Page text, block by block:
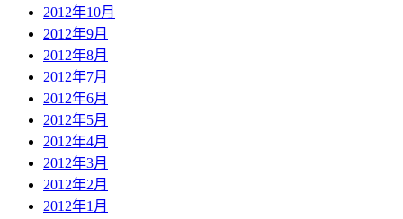
2012年10月
2012年9月
2012年8月
2012年7月
2012年6月
2012年5月
2012年4月
2012年3月
2012年2月
2012年1月